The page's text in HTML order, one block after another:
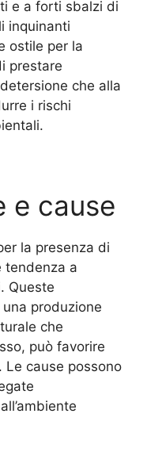
e a forti sbalzi di
inquinanti
ostile per la
prestare
che alla
i rischi
e cause
la presenza di
tendenza a
Queste
produzione
che
può favorire
Le cause possono